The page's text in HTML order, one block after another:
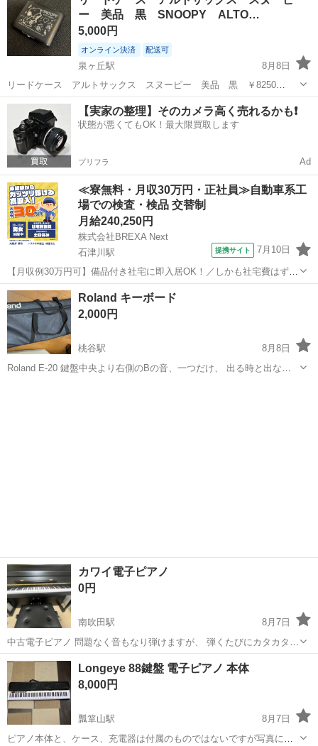
【ブランド】YAMAHA...ー 美品 黒 SNOOPY ALTO…
5,000円
オンライン決済 配送可
泉ヶ丘駅
8月8日
リードケース アルトサックス スヌーピー 美品 黒 ￥8250
SNOOPY ALTO SAX BLACK （５枚収納可能 付属品無し） メーカ
ー希望小売価格（税込価格） ￥8250 品番：(黒)SAS...
大阪 堺市 泉ヶ丘駅 管楽器、笛、ハーモニカ
【実家の整理】そのカメラ高く売れるかも❗️
状態が悪くてもOK！最大限買取します
プリフラ Ad
≪寮無料・月収30万円・正社員≫自動車系工
場での検査・検品 交替制
月給240,250円
株式会社BREXA Next
石津川駅
提携サイト 7月10日
【月収例30万円可】備品付き社宅に即入居OK！／しかも社宅費はずっ
と無料♪／トラクタ本体の製造／資格経験不問★異業種からの転職活躍
中！／赴任旅費会社負担／工場まで無料送迎あり◎《大阪府堺市》 人
気の工場のお仕事 ◇トラクタ...
大阪 堺市 石津川駅 その他
Roland キーボード
2,000円
桃谷駅
8月8日
Roland E-20 鍵盤中央より右側のBの音、一つだけ、 出る時と出ない
カワイ電子ピアノ
0円
南吹田駅
8月7日
中古電子ピアノ 問題なく音もなり弾けますが、 弾くたびにカタカタと
音がなること そして少しピアノ本体が傾いていること 特に問題ないで
すが、ご了承いただける方限定で よろしくお願いします！ 椅子、補助
ペダルはつきません 吹...
大阪 吹田市 鍵盤楽器、ピアノ 電子ピアノ
Longeye 88鍵盤 電子ピアノ 本体
8,000円
瓢箪山駅
8月7日
ピアノ本体と、ケース、充電器は付属のものではないですが写真にあ